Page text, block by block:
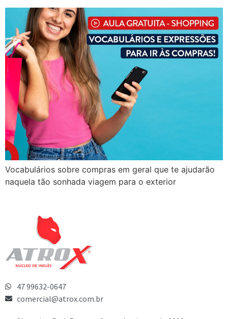
Vocabulários sobre compras em geral que te ajudarão
naquela tão sonhada viagem para o exterior
47 99632-0647
comercial@atrox.com.br